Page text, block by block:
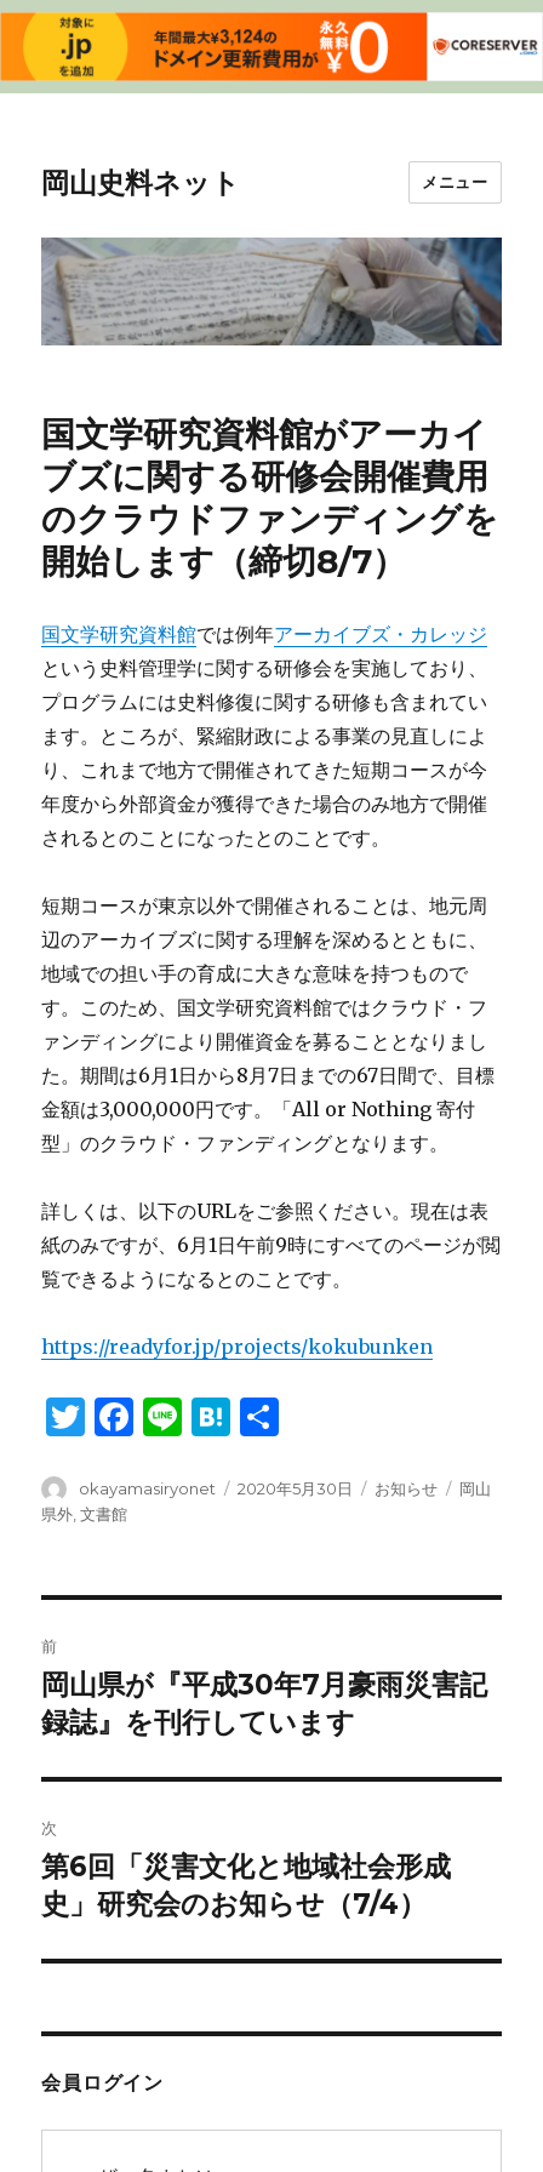
岡山史料ネット メニュー
国文学研究資料館がアーカイ
ブズに関する研修会開催費用
のクラウドファンディングを
開始します（締切8/7）
国文学研究資料館では例年アーカイブズ・カレッジ
という史料管理学に関する研修会を実施しており、
プログラムには史料修復に関する研修も含まれてい
ます。ところが、緊縮財政による事業の見直しによ
り、これまで地方で開催されてきた短期コースが今
年度から外部資金が獲得できた場合のみ地方で開催
されるとのことになったとのことです。
短期コースが東京以外で開催されることは、地元周
辺のアーカイブズに関する理解を深めるとともに、
地域での担い手の育成に大きな意味を持つもので
す。このため、国文学研究資料館ではクラウド・フ
ァンディングにより開催資金を募ることとなりまし
た。期間は6月1日から8月7日までの67日間で、目標
金額は3,000,000円です。「All or Nothing 寄付
型」のクラウド・ファンディングとなります。
詳しくは、以下のURLをご参照ください。現在は表
紙のみですが、6月1日午前9時にすべてのページが閲
覧できるようになるとのことです。
https://readyfor.jp/projects/kokubunken
T
it
te
F
c
o
k
Li
e
H
e
投
稿
okayamasiryonet
投
2020年5月30日
カ
お知らせ
タ
岡山
県外 ,文書館
稿
ナ
ビ
ゲ
ー
シ
ン
前
前
の
稿:
岡山県が『平成30年7月豪雨災害記
録誌』を刊行しています
次
次
の
稿:
第6回「災害文化と地域社会形成
史」研究会のお知らせ（7/4）
会員ログイン